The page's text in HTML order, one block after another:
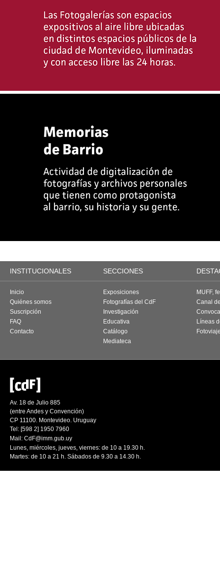
INSTITUCIONALES SECCIONES
Inicio
Quiénes somos
Suscripción
FAQ
Contacto
Exposiciones
Fotografías del CdF
Investigación
Educativa
Catálogo
Mediateca
MUFF,
Canal
Líneas
Av. 18 de Julio 885
(entre Andes y Convención)
CP 11100. Montevideo. Uruguay
Tel: [598 2] 1950 7960
Mail: CdF@imm.gub.uy
Lunes, miércoles, jueves, viernes: de 10 a 19.30 h.
Martes: de 10 a 21 h. Sábados de 9.30 a 14.30 h.